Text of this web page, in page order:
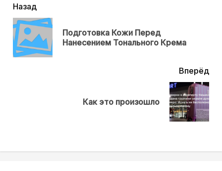
читать
еще
Назад
Подготовка Кожи Перед
Нанесением Тонального Кремa
Вперёд
Как это произошло